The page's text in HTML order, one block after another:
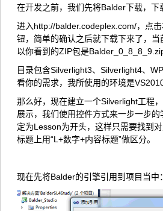
在开发之前，我们先将Balder下载，下
进入http://balder.codeplex.com/，点
钮，简单的确认之后就下载下来了，
以你看到的ZIP包是
目录包含Silverlight3、Silverlight4、
看你的需求，我所使用的环境是
那么好，现在建立一个Silverlight工程
展示，我们使用控件方式来一步一步
定为Lesson为开头，这样只需要找到
标题上用“L+数字+内容标题”做区分。
现在先将Balder的引擎引用到项目当中：